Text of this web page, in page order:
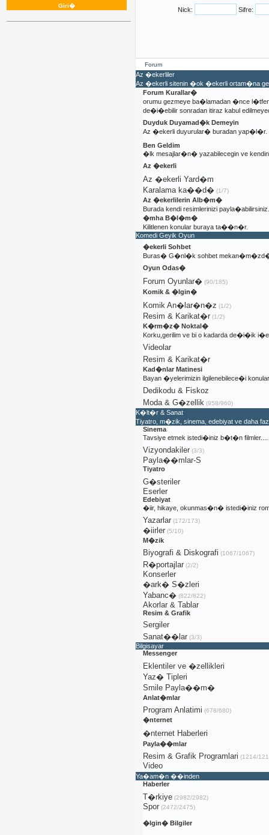
Nick: Sifre:
Forum
Az �ekerliler
Az �ekerli sitenin �ok �ekerli ortam�na
Forum Kurallar�
orumu gezmeye ba�lamadan �nce
de�i�ebilir sonradan itiraz kabul
Duyduk Duyamad�k Demeyin
Az �ekerli duyurular� buradan yap�l�r.
Ben Geldim
�lk mesajlar�n� yazabilecegin ve
Az �ekerli
Az �ekerli Yard�m
Karalama ka��d�(1/7)
Az �ekerlilerin Alb�m�
Burada kendi resimlerinizi payla�abilirsiniz.
�mha B�l�m�
Kilitlenen konular buraya ta��n�r.
Komedi Geyik Oyun
�ekerli Sohbet
Buras� G�nl�k sohbet
Oyun Odas�
Forum Oyunlar�(90/185)
Komik & �lgin�
Komik An�lar�n�z (1/2)
Resim & Karikat�r(1/2)
K�rm�z� Noktal�
Korku,gerilim ve bi o kadarda de�i�ik
Videolar
Resim & Karikat�r
Kad�nlar Matinesi
Bayan �yelerimizin ilgilenebilece�i
Dedikodu & Fiskoz
Moda & G�zellik (958/960)
K�lt�r & Sanat
Tiyatro, m�zik, sinema, edebiyat ve daha
Sinema
Tavsiye etmek istedi�iniz b�t�n filmler....
Vizyondakiler(3/3)
Payla��mlar-S
Tiyatro
G�steriler
Eserler
Edebiyat
�iir, hikaye, okunmas�n� istedi�iniz
Yazarlar(172/173)
�iirler(5/10)
M�zik
Biyografi & Diskografi (1067/1067)
R�portajlar(2/2)
Konserler
�ark� S�zleri
Yabanc�(822/822)
Akorlar & Tablar
Resim & Grafik
Sergiler
Sanat��lar(3/3)
Bilgisayar
Messenger
Eklentiler ve �zellikleri
Yaz� Tipleri
Smile Payla��m�
Anlat�mlar
Program Anlatimi (678/680)
�nternet
�nternet Haberleri
Payla��mlar
Resim & Grafik Programlari (1214/
Video
Ya�am�n ��inden
Haberler
T�rkiye(2982/2982)
Spor(2472/2475)
�lgin� Bilgiler